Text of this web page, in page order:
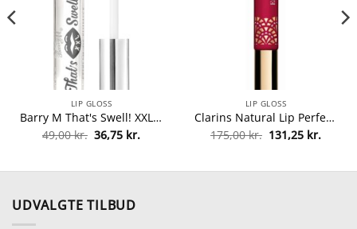
LIP GLOSS
Barry M That's Swell! XXL Extreme Lip Plumper 2,5 ml – Clear fra Barry M
49,00kr. Den
oprindelige
49,00 kr..
36,75 kr.Den
36,75 kr..
LIP GLOSS
Clarins Natural Lip Perfector 12 ml – 18 Intense Garnet fra Clarins
175,00kr. Den
oprindelige
175,00 kr..
131,25 kr.Den
kr..
UDVALGTE TILBUD